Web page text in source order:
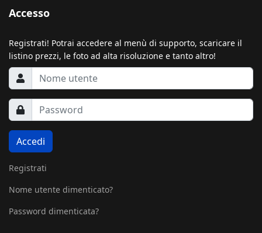
Accesso
Registrati! Potrai accedere al menù di supporto, scaricare il
listino prezzi, le foto ad alta risoluzione e tanto altro!
Accedi
Registrati
Nome utente dimenticato?
Password dimenticata?